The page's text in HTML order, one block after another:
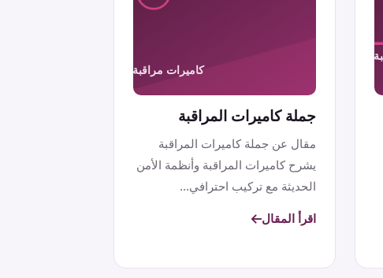
جملة كاميرات المراقبة
مقال عن جملة كاميرات المراقبة
يشرح كاميرات المراقبة وأنظمة الأمن
الحديثة مع تركيب احترافي...
اقرأ المقال